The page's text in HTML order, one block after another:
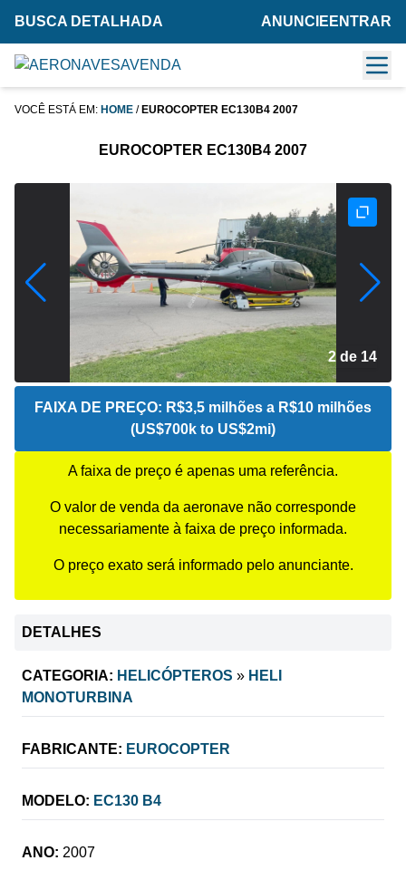
BUSCA DETALHADA ANUNCIE ENTRAR
VOCÊ ESTÁ EM: HOME / EUROCOPTER EC130B4 2007
EUROCOPTER EC130B4 2007
2 de 14
FAIXA DE PREÇO: R$3,5 milhões a R$10 milhões
(US$700k to US$2mi)
A faixa de preço é apenas uma referência.
O valor de venda da aeronave não corresponde
necessariamente à faixa de preço informada.
O preço exato será informado pelo anunciante.
DETALHES
CATEGORIA: HELICÓPTEROS » HELI
MONOTURBINA
FABRICANTE: EUROCOPTER
MODELO: EC130 B4
ANO: 2007